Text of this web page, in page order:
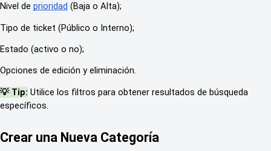
Nivel de prioridad (Baja o Alta);
Tipo de ticket (Público o Interno);
Estado (activo o no);
Opciones de edición y eliminación.
💡 Tip: Utilice los filtros para obtener resultados de búsqueda
específicos.
Crear una Nueva Categoría